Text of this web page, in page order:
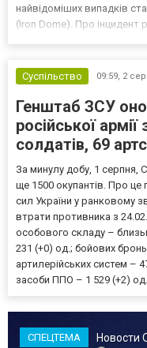
найвідоміших випадків
(Iron Dome). Про інцидент
Суспільство
09:59, 2
Генштаб ЗСУ
російської
солдатів, 69
За минулу добу, 1 серпня,
ще 1500 окупантів. Про
сил України у ранковому
втрати противника з
особового складу –
231 (+0) од.; бойових
артилерійських систем –
засоби ППО – 1 529 (+2)
СПЕЦТЕМА Новости